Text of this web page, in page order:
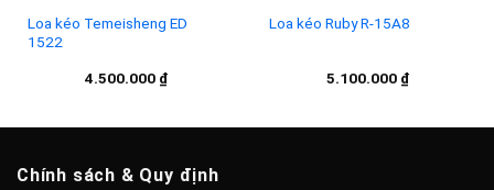
Loa kéo Temeisheng ED
1522
4.500.000 ₫
Loa kéo Ruby R-15A8
5.100.000 ₫
Chính sách & Quy định